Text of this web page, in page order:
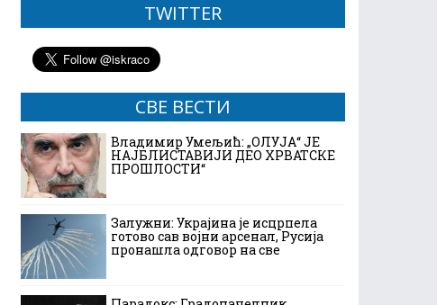
TWITTER
СВЕ ВЕСТИ
Владимир Умељић: „ОЛУЈА“ ЈЕ
НАЈБЛИСТАВИЈИ ДЕО ХРВАТСКЕ
ПРОШЛОСТИ“
Залужни: Украјина је исцрпела
готово сав војни арсенал, Русија
пронашла одговор на све